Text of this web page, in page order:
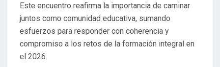
Este encuentro reafirma la importancia de caminar
juntos como comunidad educativa, sumando
esfuerzos para responder con coherencia y
compromiso a los retos de la formación integral en
el 2026.